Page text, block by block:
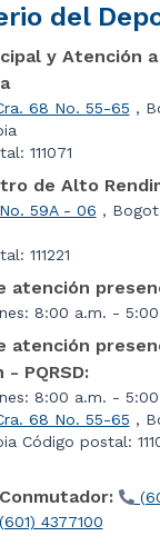
del
y Atención
68 No. 55-65 ,
111071
de Alto
59A - 06 ,
111221
atención
8:00 a.m. -
atención
- PQRSD:
8:00 a.m. -
68 No. 55-65 ,
Código postal:
4377100